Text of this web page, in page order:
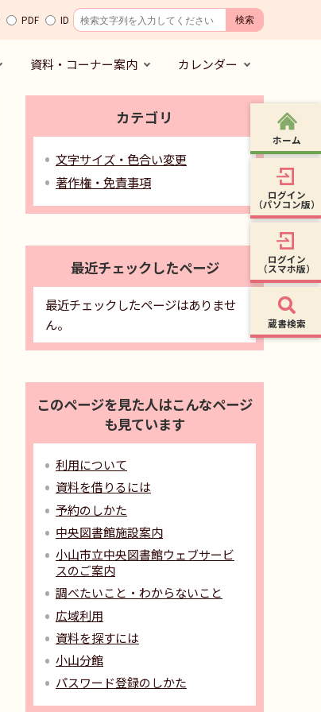
PDF ID
資料・コーナー案内 カレンダー
カテゴリ
文字サイズ・色合い変更
著作権・免責事項
最近チェックしたページ
最近チェックしたページはありませ
ん。
このページを見た人はこんなページ
も見ています
利用について
資料を借りるには
予約のしかた
中央図書館施設案内
小山市立中央図書館ウェブサービ
スのご案内
調べたいこと・わからないこと
広域利用
資料を探すには
小山分館
パスワード登録のしかた
ホーム
ログイン
（パソコン版）
ログイン
（スマホ版）
蔵書検索